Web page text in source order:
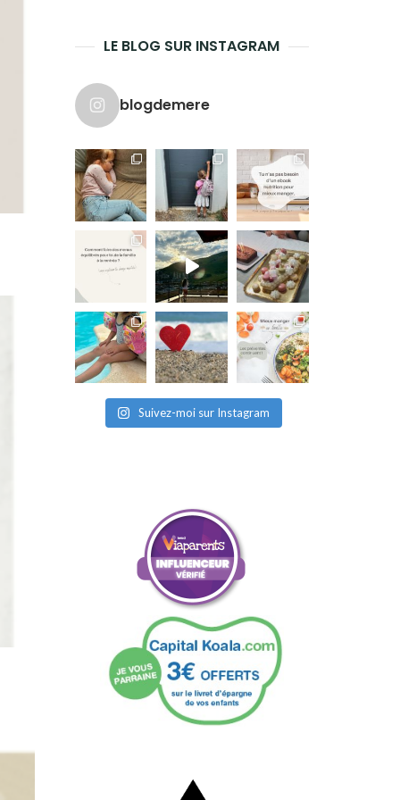
LE BLOG SUR INSTAGRAM
blogdemere
Suivez-moi sur Instagram